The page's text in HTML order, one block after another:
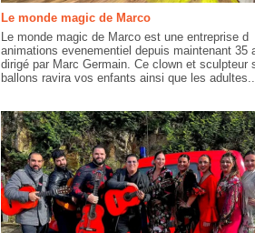
Le monde magic de Marco
Le monde magic de Marco est une entreprise d
animations evenementiel depuis maintenant 35
dirigé par Marc Germain. Ce clown et sculpteur
ballons ravira vos enfants ainsi que les